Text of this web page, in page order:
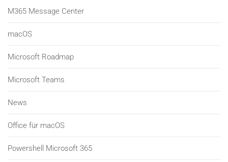
M365 Message Center
macOS
Microsoft Roadmap
Microsoft Teams
News
Office für macOS
Powershell Microsoft 365